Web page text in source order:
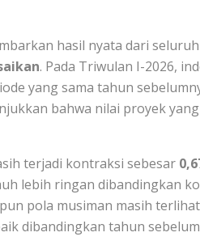
hasil nyata dari
. Pada Triwulan I-2026,
yang sama tahun
bahwa nilai proyek
terjadi kontraksi sebesar
lebih ringan dibandingkan
pola musiman masih
dibandingkan tahun